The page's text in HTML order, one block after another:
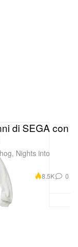
di SEGA con
Nights into
8.5K 0